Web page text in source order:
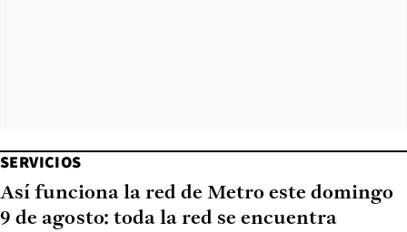
SERVICIOS
Así funciona la red de Metro este domingo
9 de agosto: toda la red se encuentra